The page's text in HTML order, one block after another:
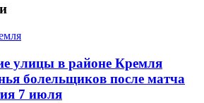
улицы в районе Кремля
болельщиков после матча
7 июля